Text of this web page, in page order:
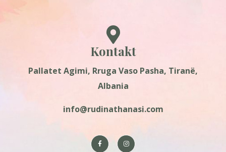
Kontakt
Pallatet Agimi, Rruga Vaso Pasha, Tiranë,
Albania
info@rudinathanasi.com